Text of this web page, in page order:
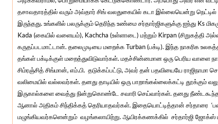
தசாவதாரத்தில் வரும் அவ்தார் சிங் வலதுகையில் கடா இல்லையென்று நெட்டில்
இருந்தது. உங்களில் பலருக்கும் தெரிந்த உண்மை சர்தார்ஜிகளுக்கு ஐந்து Ks
Kada (கையில் வளையம்), Kachcha (உள்ளாடை) மற்றும் Kirpan
கருதப்படமாட்டான். தலைமுடியை மறைக்க Turban (பக்டி). இந்த நாகரிக
தங்கள் பக்டிக்குள் மறைத்துவிடுவார்கள். மதச்சின்னமான ஒரு பெரிய வாளை
சிம்ரஞ்சித் சிங்மான், எம்.பி. தடுக்கப்பட்டு, அவர் தன் பதவியையே ராஜிநாமா
வலிமையில் வல்லவர்கள். தனது தாடியில் ஒரு பாறாங்கல்லைக்கட்டி தூக்கும்
இருகால்களை வைத்து நின்றுகொண்டே சவாரி செய்வார்கள். தனது
ஆனால் அதிகம் சிந்திக்கத் தெரியாதவர்கள். இதையொட்டித்தான் சர்தாரை
மழுங்கியவர்களென்றும் வழங்கலாயிற்று. ஆயிரக்கணக்கில் சர்தார்ஜி ஜோக்ஸ்